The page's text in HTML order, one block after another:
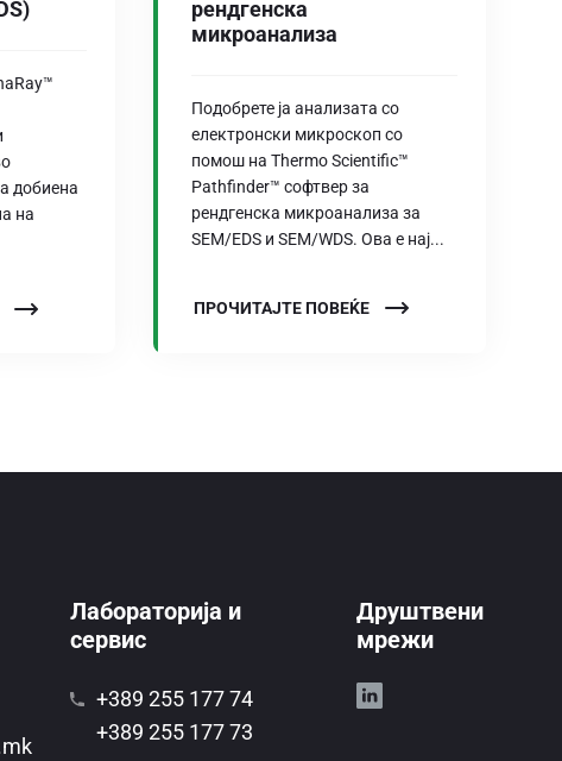
добиена
на
рендгенска
микроанализа
Подобрете ја анализата со
електронски микроскоп со
помош на Thermo Scientific™
Pathfinder™ софтвер за
рендгенска микроанализа за
SEM/EDS и SEM/WDS. Ова е нај...
ПРОЧИТАЈТЕ ПОВЕЌЕ
Лабораторија и
сервис
+389 255 177 74
+389 255 177 73
Друштвени
мрежи